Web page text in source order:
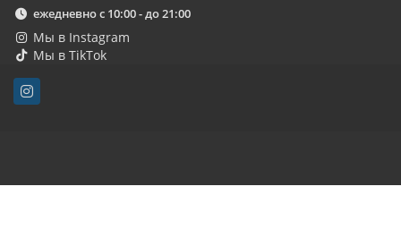
ежедневно с 10:00 - до 21:00
Мы в Instagram
Мы в TikTok